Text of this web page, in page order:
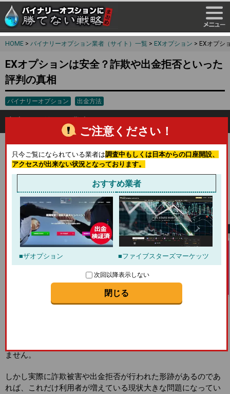
ご注意ください！
只今ご覧になられている業者は調査中もしくは日本からの口座開設、
アクセスが出来ない状況となっております。
おすすめ業者
ザオプション ファイブスターズマーケッツ
次回以降表示しない
閉じる
HOME > バイナリーオプション業者（サイト）一覧 > EXオプション > EXオプシ
EXオプションは安全？詐欺や出金拒否といった
評判の真相
バイナリーオプション 出金方法
安心して使える業者なのか
海外バイナリーオプション業者の人気取引である短期取引(1分
間取引)で非常に高いペイアウト率を誇るEXオプション。短期
他の業者を見渡してもここ以上のペイアウト率でサービス提供
を行っている業者を見たことがありません。
ません。
しかし実際に詐欺被害や出金拒否が行われた形跡があるのであ
れば、これだけ利用者が増えている現状大きな問題になってい